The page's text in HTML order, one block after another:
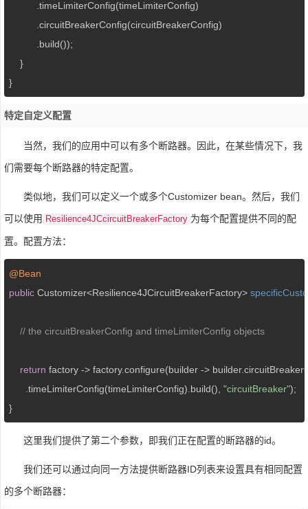
          .timeLimiterConfig(timeLimiterConfig)
          .circuitBreakerConfig(circuitBreakerConfig)
          .build());
    }
}
特定自定义配置
当然，我们的应用中可以有多个断路器。因此，在某些情况下，我
们需要每个断路器的特定配置。
类似地，我们可以定义一个或多个Customizer bean。然后，我们
可以使用 Resilience4JCcircuitBreakerFactory 为每个配置提供不同的配
置。配置方法：
@Bean
public Customizer<Resilience4JCircuitBreakerFactory>
// the circuitBreakerConfig and timeLimiterConfig objects
return factory -> factory.configure(builder ->
      .timeLimiterConfig(timeLimiterConfig).build(),
"circuitBreaker");
}
这里我们提供了第二个参数，即我们正在配置的断路器的id。
我们还可以通过向同一方法提供断路器ID列表来设置具有相同配置
的多个断路器：